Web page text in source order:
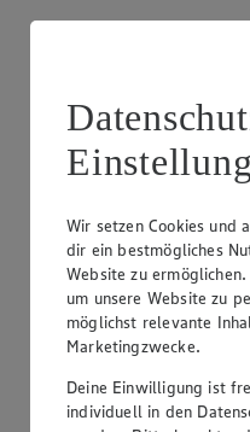
Wir setzen Cookies und
dir ein bestmögliches
Website zu
um unsere Website zu
möglichst relevante
Marketingzwecke.
Deine Einwilligung ist
individuell in den